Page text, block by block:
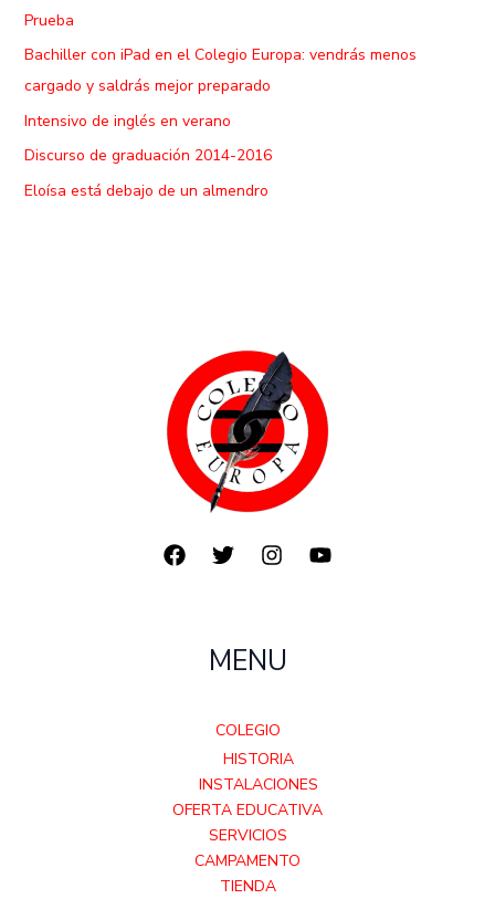
Prueba
Bachiller con iPad en el Colegio Europa: vendrás menos
cargado y saldrás mejor preparado
Intensivo de inglés en verano
Discurso de graduación 2014-2016
Eloísa está debajo de un almendro
MENU
COLEGIO
HISTORIA
INSTALACIONES
OFERTA EDUCATIVA
SERVICIOS
CAMPAMENTO
TIENDA